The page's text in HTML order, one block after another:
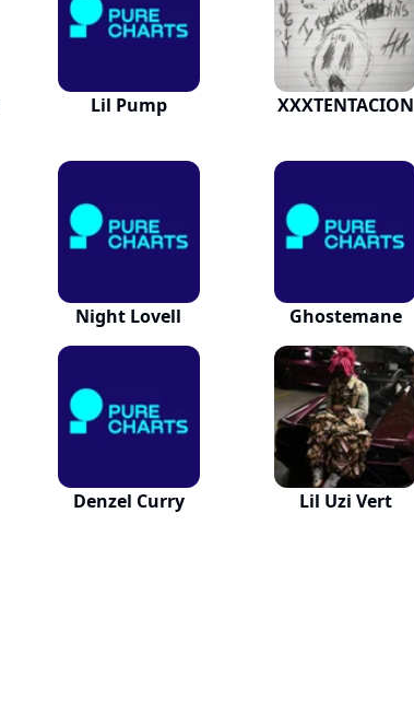
Lil Pump XXXTENTACION
Night Lovell Ghostemane
Denzel Curry Lil Uzi Vert